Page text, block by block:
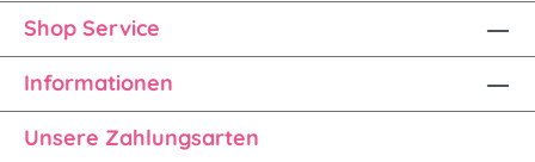
Shop Service
Informationen
Unsere Zahlungsarten